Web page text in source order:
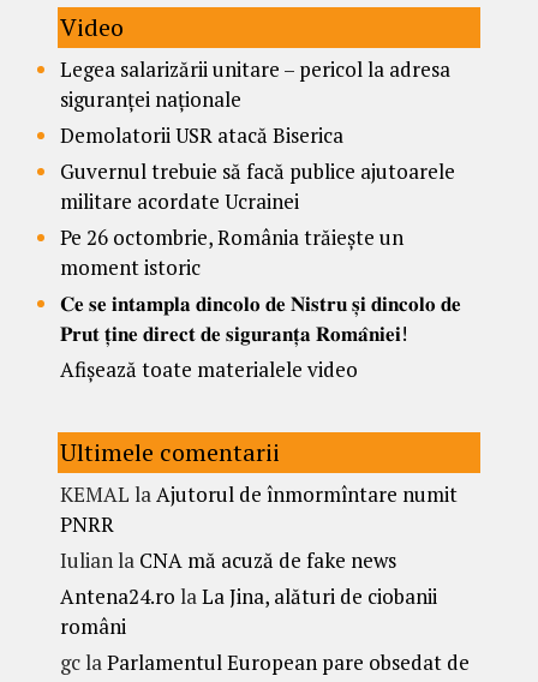
Video
Legea salarizării unitare – pericol la adresa
siguranței naționale
Demolatorii USR atacă Biserica
Guvernul trebuie să facă publice ajutoarele
militare acordate Ucrainei
Pe 26 octombrie, România trăiește un
moment istoric
𝐂𝐞 𝐬𝐞 𝐢𝐧𝐭𝐚𝐦𝐩𝐥𝐚 𝐝𝐢𝐧𝐜𝐨𝐥𝐨 𝐝𝐞 𝐍𝐢𝐬𝐭𝐫𝐮 𝐬̦𝐢 𝐝𝐢𝐧𝐜𝐨𝐥𝐨 𝐝𝐞
𝐏𝐫𝐮𝐭 𝐭̦𝐢𝐧𝐞 𝐝𝐢𝐫𝐞𝐜𝐭 𝐝𝐞 𝐬𝐢𝐠𝐮𝐫𝐚𝐧𝐭̦𝐚 𝐑𝐨𝐦𝐚̂𝐧𝐢𝐞𝐢!
Afișează toate materialele video
Ultimele comentarii
KEMAL laAjutorul de înmormîntare numit
PNRR
Iulianla CNA mă acuză de fake news
Antena24.ro laLa Jina, alături de ciobanii
români
gclaParlamentul European pare obsedat de